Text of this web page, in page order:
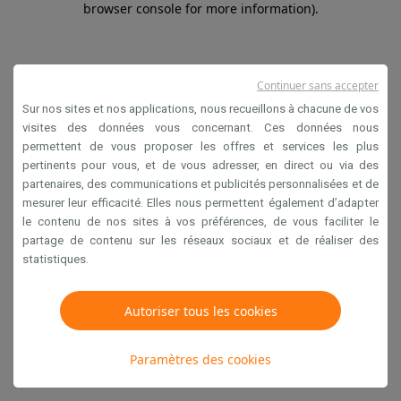
browser console for more information).
Sur nos sites et nos applications, nous recueillons à chacune de vos
visites des données vous concernant. Ces données nous
permettent de vous proposer les offres et services les plus
pertinents pour vous, et de vous adresser, en direct ou via des
partenaires, des communications et publicités personnalisées et de
mesurer leur efficacité. Elles nous permettent également d’adapter
le contenu de nos sites à vos préférences, de vous faciliter le
partage de contenu sur les réseaux sociaux et de réaliser des
statistiques.
Autoriser tous les cookies
Paramètres des cookies
Continuer sans accepter